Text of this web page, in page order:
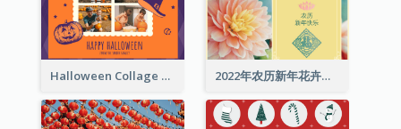
Halloween Collage Greeting Card 2022年农历新年花卉照片贺卡